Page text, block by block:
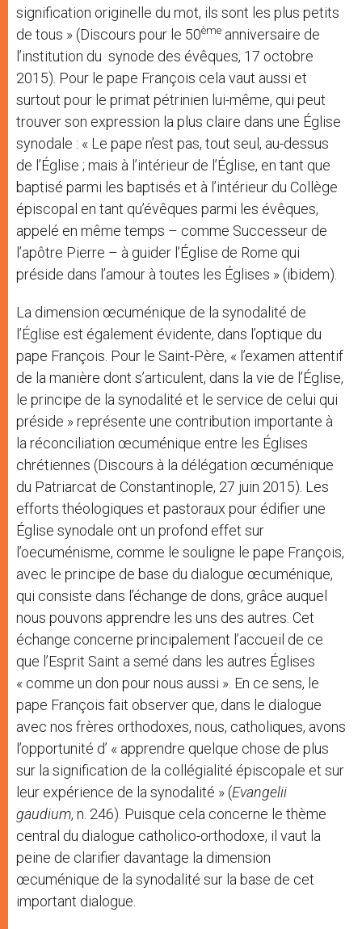
signification originelle du mot, ils sont les plus petits
de tous » (Discours pour le 50ème anniversaire de
l’institution du synode des évêques, 17 octobre
2015). Pour le pape François cela vaut aussi et
surtout pour le primat pétrinien lui-même, qui peut
trouver son expression la plus claire dans une Église
synodale : « Le pape n’est pas, tout seul, au-dessus
de l’Église ; mais à l’intérieur de l’Église, en tant que
baptisé parmi les baptisés et à l’intérieur du Collège
épiscopal en tant qu’évêques parmi les évêques,
appelé en même temps – comme Successeur de
l’apôtre Pierre – à guider l’Église de Rome qui
préside dans l’amour à toutes les Églises » (ibidem).
La dimension œcuménique de la synodalité de
l’Église est également évidente, dans l’optique du
pape François. Pour le Saint-Père, « l’examen attentif
de la manière dont s’articulent, dans la vie de l’Église,
le principe de la synodalité et le service de celui qui
préside » représente une contribution importante à
la réconciliation œcuménique entre les Églises
chrétiennes (Discours à la délégation œcuménique
du Patriarcat de Constantinople, 27 juin 2015). Les
efforts théologiques et pastoraux pour édifier une
Église synodale ont un profond effet sur
l’oecuménisme, comme le souligne le pape François,
avec le principe de base du dialogue œcuménique,
qui consiste dans l’échange de dons, grâce auquel
nous pouvons apprendre les uns des autres. Cet
échange concerne principalement l’accueil de ce
que l’Esprit Saint a semé dans les autres Églises
« comme un don pour nous aussi ». En ce sens, le
pape François fait observer que, dans le dialogue
avec nos frères orthodoxes, nous, catholiques, avons
l’opportunité d’ « apprendre quelque chose de plus
sur la signification de la collégialité épiscopale et sur
leur expérience de la synodalité » (Evangelii
gaudium, n. 246). Puisque cela concerne le thème
central du dialogue catholico-orthodoxe, il vaut la
peine de clarifier davantage la dimension
œcuménique de la synodalité sur la base de cet
important dialogue.